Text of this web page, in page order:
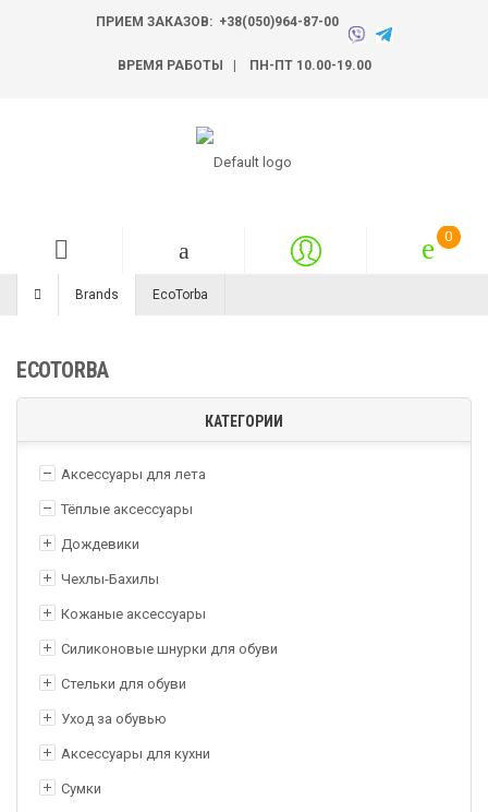
ПРИЕМ ЗАКАЗОВ: +38(050)964-87-00
ВРЕМЯ РАБОТЫ | ПН-ПТ 10.00-19.00
Brands EcoTorba
ECOTORBA
КАТЕГОРИИ
Аксессуары для лета
Тёплые аксессуары
Дождевики
Чехлы-Бахилы
Кожаные аксессуары
Силиконовые шнурки для обуви
Стельки для обуви
Уход за обувью
Аксессуары для кухни
Сумки